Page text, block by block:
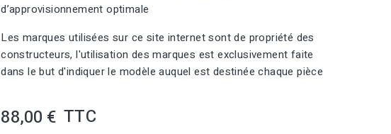
d’approvisionnement optimale
Les marques utilisées sur ce site internet sont de propriété des
constructeurs, l'utilisation des marques est exclusivement faite
dans le but d'indiquer le modèle auquel est destinée chaque pièce
88,00 € TTC